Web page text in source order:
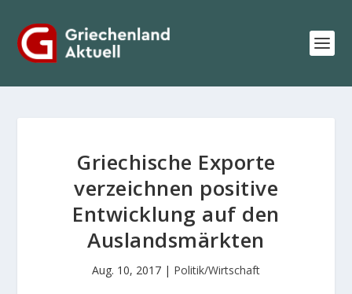
Griechische Exporte
verzeichnen positive
Entwicklung auf den
Auslandsmärkten
Aug. 10, 2017 | Politik/Wirtschaft